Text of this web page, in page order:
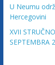
j
e
U Neumu
Hercegovini
XVII
SEPTEMBRA